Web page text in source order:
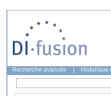
Recherche avancée Historique